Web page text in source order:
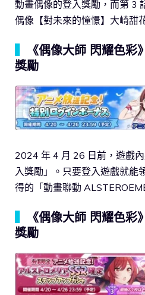
動畫偶像的登入獎勵，而第 3
偶像【對未來的憧憬】大崎甜
《偶像大師 閃耀色彩
獎勵
2024 年 4 月 26 日前，遊戲
入獎勵」。只要登入遊戲就能
得的「動畫聯動
《偶像大師 閃耀色彩
獎勵